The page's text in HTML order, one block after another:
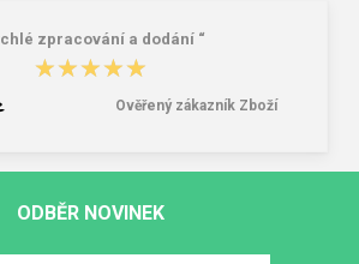
zpracování a dodání “
★★★★★
★★★★★
Ověřený zákazník Zboží
ODBĚR NOVINEK